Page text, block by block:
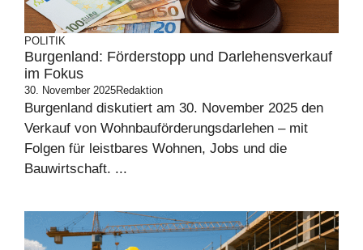
POLITIK
Burgenland: Förderstopp und Darlehensverkauf
im Fokus
30. November 2025Redaktion
Burgenland diskutiert am 30. November 2025 den
Verkauf von Wohnbauförderungsdarlehen – mit
Folgen für leistbares Wohnen, Jobs und die
Bauwirtschaft. ...